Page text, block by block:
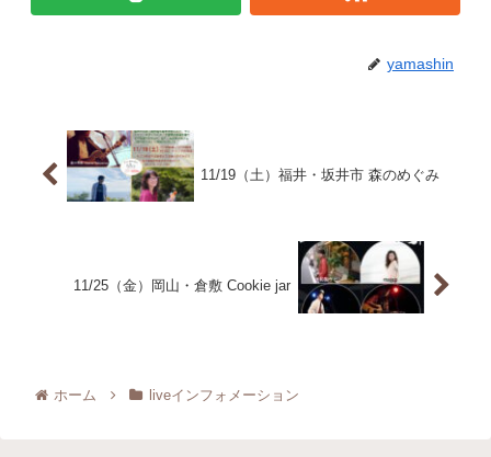
yamashin
11/19（土）福井・坂井市 森のめぐみ
11/25（金）岡山・倉敷 Cookie jar
ホーム liveインフォメーション